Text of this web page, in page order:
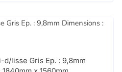
d/lisse Gris Ep. : 9,8mm